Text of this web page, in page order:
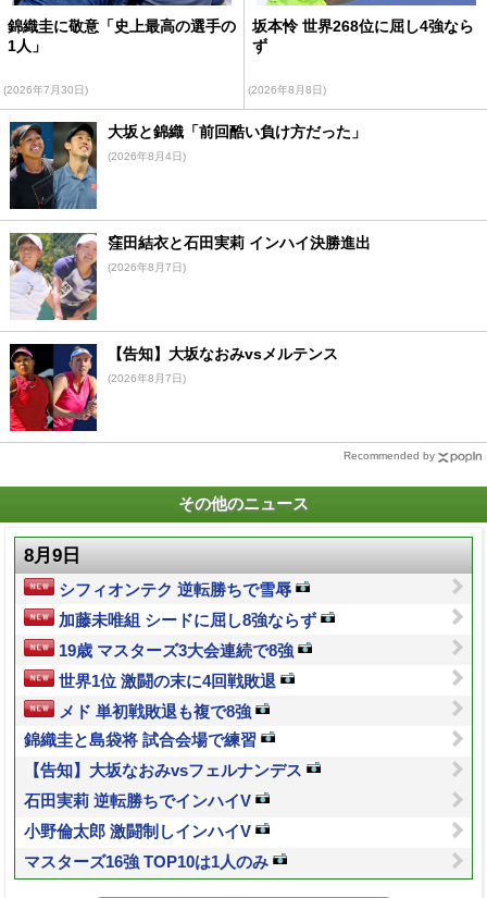
錦織圭に敬意「史上最高の選手の
1人」
(2026年7月30日)
坂本怜 世界268位に屈し4強なら
ず
(2026年8月8日)
大坂と錦織「前回酷い負け方だった」
(2026年8月4日)
窪田結衣と石田実莉 インハイ決勝進出
(2026年8月7日)
【告知】大坂なおみvsメルテンス
(2026年8月7日)
Recommended by
その他のニュース
8月9日
シフィオンテク 逆転勝ちで雪辱
加藤未唯組 シードに屈し8強ならず
19歳 マスターズ3大会連続で8強
世界1位 激闘の末に4回戦敗退
メド 単初戦敗退も複で8強
錦織圭と島袋将 試合会場で練習
【告知】大坂なおみvsフェルナンデス
石田実莉 逆転勝ちでインハイV
小野倫太郎 激闘制しインハイV
マスターズ16強 TOP10は1人のみ